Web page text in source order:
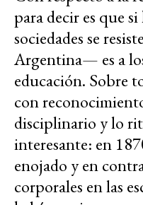
para decir es que
sociedades se
Argentina— es a
educación. Sobre
con
disciplinario y lo
interesante: en
enojado y en
corporales en las